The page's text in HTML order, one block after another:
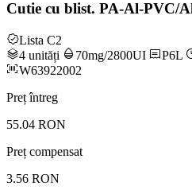
Cutie cu blist. PA-Al-PVC/
Lista C2
4 unități
70mg/2800UI P6L
W63922002
Preț întreg
55.04 RON
Preț compensat
3.56 RON